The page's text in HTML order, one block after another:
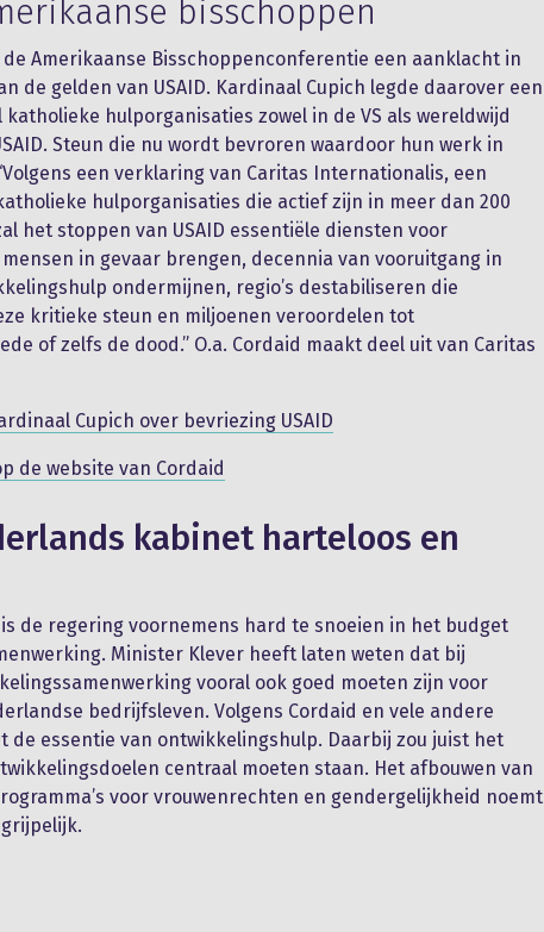
bisschoppen
Amerikaanse Bisschoppenconferentie een aanklacht in
de gelden van USAID. Kardinaal Cupich legde daarover een
hulporganisaties zowel in de VS als wereldwijd
Steun die nu wordt bevroren waardoor hun werk in
een verklaring van Caritas Internationalis, een
hulporganisaties die actief zijn in meer dan 200
het stoppen van USAID essentiële diensten voor
in gevaar brengen, decennia van vooruitgang in
ondermijnen, regio’s destabiliseren die
kritieke steun en miljoenen veroordelen tot
of zelfs de dood.” O.a. Cordaid maakt deel uit van Caritas
Cupich over bevriezing USAID
de website van Cordaid
kabinet harteloos en
de regering voornemens hard te snoeien in het budget
Minister Klever heeft laten weten dat bij
vooral ook goed moeten zijn voor
bedrijfsleven. Volgens Cordaid en vele andere
de essentie van ontwikkelingshulp. Daarbij zou juist het
centraal moeten staan. Het afbouwen van
voor vrouwenrechten en gendergelijkheid noemt